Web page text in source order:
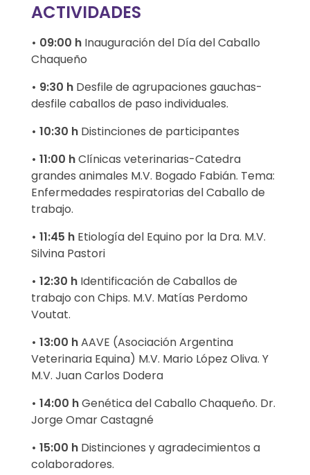
c
ó
n
d
e
a
d
e
C
a
b
ACTIVIDADES
• 09:00 h Inauguración del Día del Caballo
Chaqueño
• 9:30 h Desfile de agrupaciones gauchas-
desfile caballos de paso individuales.
• 10:30 h Distinciones de participantes
• 11:00 hClínicas veterinarias-Catedra
grandes animales M.V. Bogado Fabián. Tema:
Enfermedades respiratorias del Caballo de
trabajo.
• 11:45 h Etiología del Equino por la Dra. M.V.
Silvina Pastori
• 12:30 h Identificación de Caballos de
trabajo con Chips. M.V. Matías Perdomo
Voutat.
• 13:00 hAAVE (Asociación Argentina
Veterinaria Equina) M.V. Mario López Oliva. Y
M.V. Juan Carlos Dodera
• 14:00 hGenética del Caballo Chaqueño. Dr.
Jorge Omar Castagné
• 15:00 h Distinciones y agradecimientos a
colaboradores.